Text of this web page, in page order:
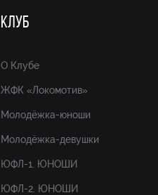
КЛУБ
О Клубе
ЖФК «Локомотив»
Молодёжка-юноши
Молодёжка-девушки
ЮФЛ-1. ЮНОШИ
ЮФЛ-2. ЮНОШИ